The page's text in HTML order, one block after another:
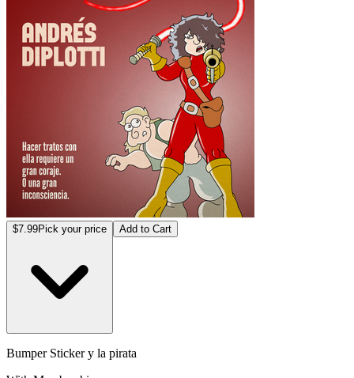
$7.99Pick your price Add to Cart
Bumper Sticker y la pirata